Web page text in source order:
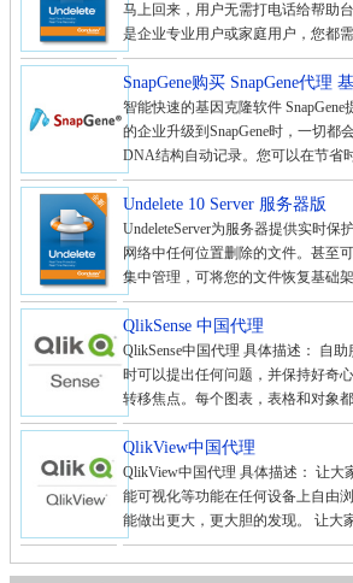
马上回来，用户无需打电话给帮助
是企业专业用户或家庭用户，您都
SnapGene购买 SnapGene代理
智能快速的基因克隆软件
的企业升级到SnapGene时，一切
DNA结构自动记录。您可以在节省
Undelete 10 Server 服务器版
UndeleteServer为服务器提供实时保
网络中任何位置删除的文件。甚至
集中管理，可将您的文件恢复基础
QlikSense 中国代理
QlikSense中国代理 具体描述： 自
时可以提出任何问题，并保持好奇
转移焦点。每个图表，表格和对象
QlikView中国代理
QlikView中国代理 具体描述： 让
能可视化等功能在任何设备上自由
能做出更大，更大胆的发现。 让大